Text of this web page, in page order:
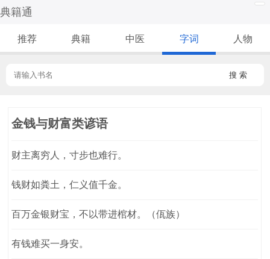
典籍通
推荐 典籍 中医 字词 人物
搜 索
金钱与财富类谚语
财主离穷人，寸步也难行。
钱财如粪土，仁义值千金。
百万金银财宝，不以带进棺材。（佤族）
有钱难买一身安。